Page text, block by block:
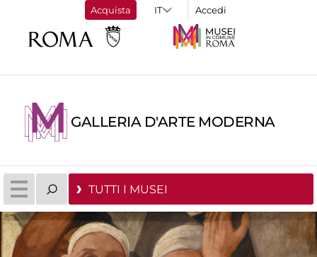
Acquista Accedi
GALLERIA D'ARTE MODERNA
TUTTI I MUSEI